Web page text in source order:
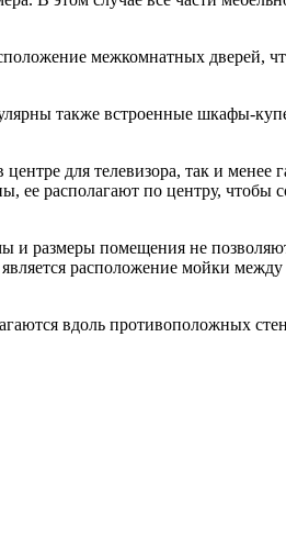
межкомнатных дверей,
также встроенные шкафы-
для телевизора, так и менее
ее располагают по центру, чтобы
и размеры помещения не
расположение мойки
вдоль противоположных